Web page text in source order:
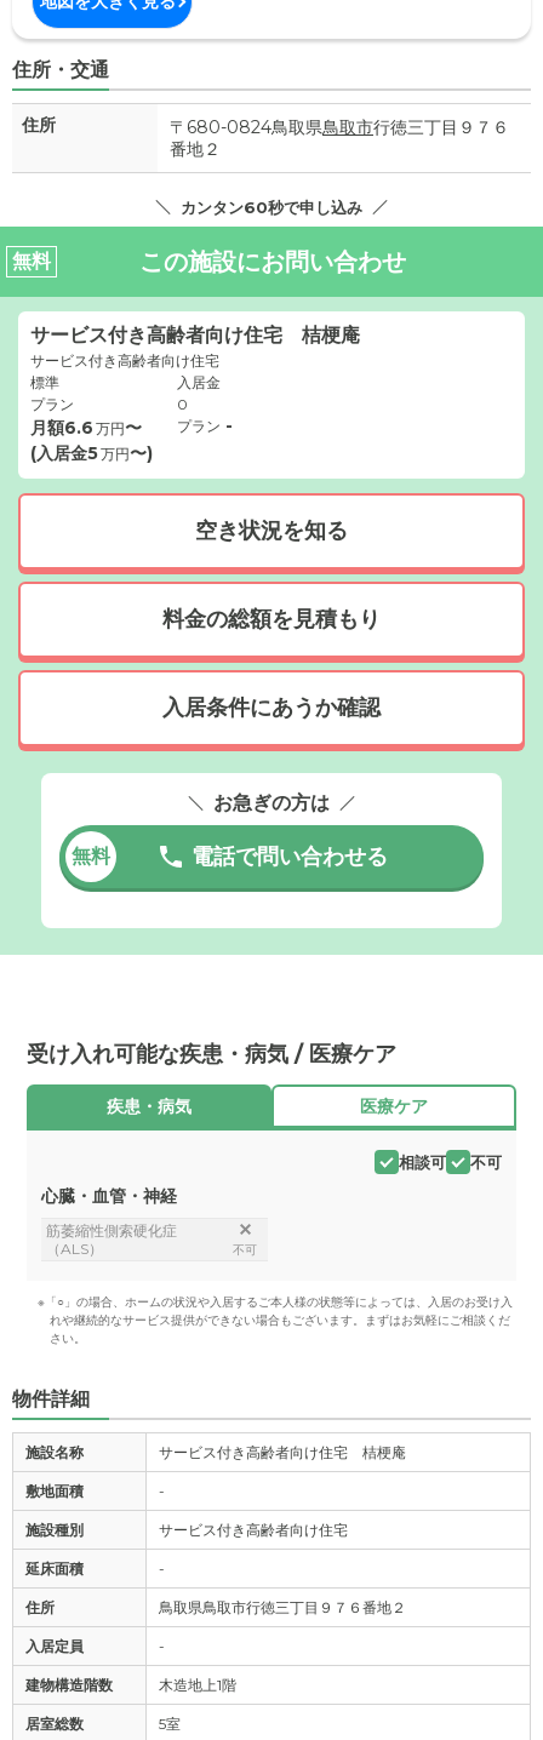
住所・交通
住所 〒680-0824鳥取県鳥取市行徳三丁目９７６
番地２
カンタン60秒で申し込み
無料 この施設にお問い合わせ
サービス付き高齢者向け住宅 桔梗庵
サービス付き高齢者向け住宅
標準
プラン
月額6.6 万円〜
(入居金5万円〜)
入居金
0
プラン -
空き状況を知る
料金の総額を見積もり
入居条件にあうか確認
お急ぎの方は
無料 電話で問い合わせる
受け入れ可能な疾患・病気 / 医療ケア
疾患・病気 医療ケア
相談可 不可
心臓・血管・神経
筋萎縮性側索硬化症
（ALS）
不可
※「○」の場合、ホームの状況や入居するご本人様の状態等によっては、入居のお受け入
れや継続的なサービス提供ができない場合もございます。まずはお気軽にご相談くだ
さい。
物件詳細
施設名称 サービス付き高齢者向け住宅 桔梗庵
敷地面積 -
施設種別 サービス付き高齢者向け住宅
延床面積 -
住所 鳥取県鳥取市行徳三丁目９７６番地２
入居定員 -
建物構造階数 木造地上1階
居室総数 5室